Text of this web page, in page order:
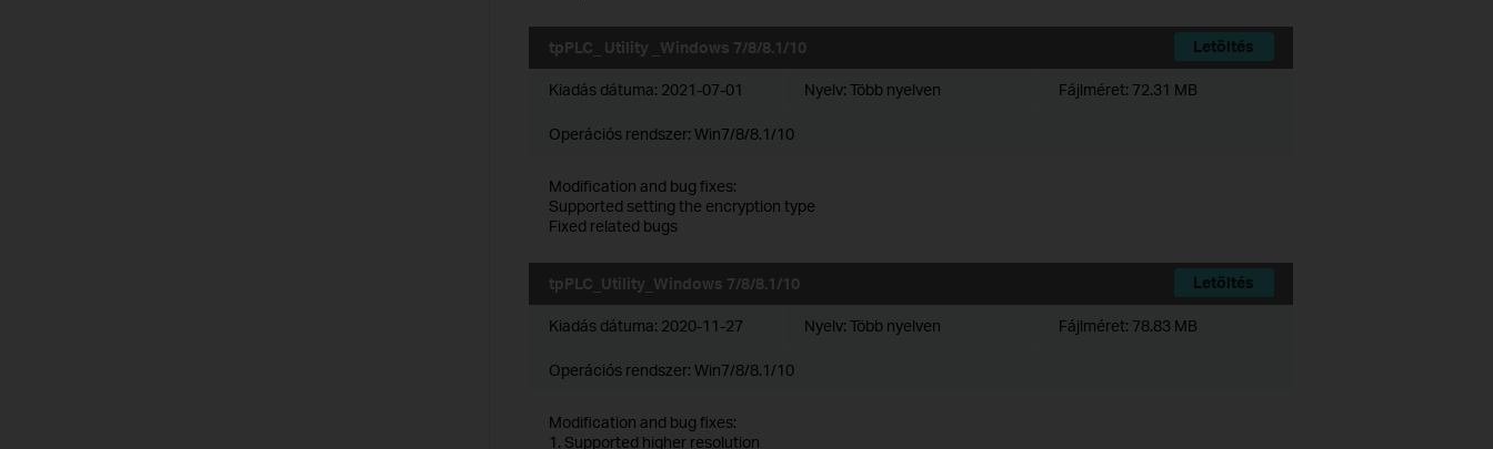
tpPLC_ Utility _Windows 7/8/8.1/10 Letöltés
Kiadás dátuma: 2021-07-01 Nyelv: Több nyelven Fájlméret: 72.31 MB
Operációs rendszer: Win7/8/8.1/10
Modification and bug fixes:
Supported setting the encryption type
Fixed related bugs
tpPLC_Utility_Windows 7/8/8.1/10 Letöltés
Kiadás dátuma: 2020-11-27 Nyelv: Több nyelven Fájlméret: 78.83 MB
Operációs rendszer: Win7/8/8.1/10
Modification and bug fixes:
1. Supported higher resolution